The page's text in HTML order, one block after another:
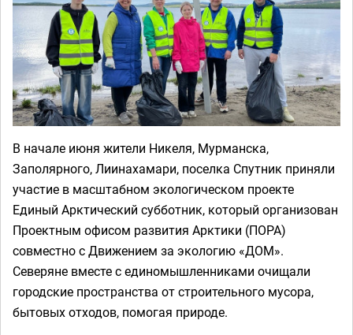
В начале июня жители Никеля, Мурманска,
Заполярного, Лиинахамари, поселка Спутник приняли
участие в масштабном экологическом проекте
Единый Арктический субботник, который организован
Проектным офисом развития Арктики (ПОРА)
совместно с Движением за экологию «ДОМ»‎.
Северяне вместе с единомышленниками очищали
городские пространства от строительного мусора,
бытовых отходов, помогая природе.